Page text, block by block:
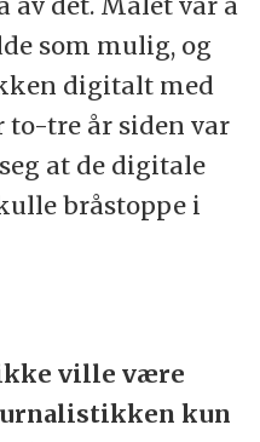
som mulig, og
digitalt med
to-tre år siden var
at de digitale
bråstoppe i
ville være
kun